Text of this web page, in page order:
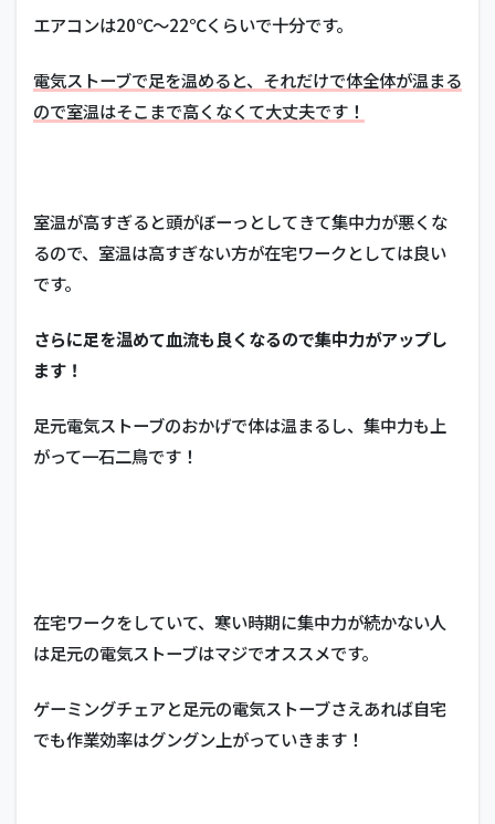
エアコンは20℃～22℃くらいで十分です。
電気ストーブで足を温めると、それだけで体全体が温まる
ので室温はそこまで高くなくて大丈夫です！
室温が高すぎると頭がぼーっとしてきて集中力が悪くな
るので、室温は高すぎない方が在宅ワークとしては良い
です。
さらに足を温めて血流も良くなるので集中力がアップし
ます！
足元電気ストーブのおかげで体は温まるし、集中力も上
がって一石二鳥です！
在宅ワークをしていて、寒い時期に集中力が続かない人
は足元の電気ストーブはマジでオススメです。
ゲーミングチェアと足元の電気ストーブさえあれば自宅
でも作業効率はグングン上がっていきます！